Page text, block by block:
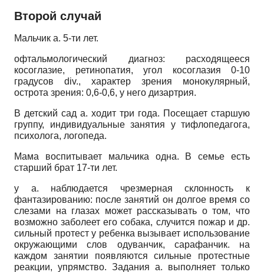
Второй случай
Мальчик а. 5-ти лет.
офтальмологический диагноз: расходящееся
косоглазие, ретинопатия, угол косоглазия 0-10
градусов div., характер зрения монокулярный,
острота зрения: 0,6-0,6, у него дизартрия.
В детский сад а. ходит три года. Посещает старшую
группу, индивидуальные занятия у тифлопедагога,
психолога, логопеда.
Мама воспитывает мальчика одна. В семье есть
старший брат 17-ти лет.
у а. наблюдается чрезмерная склонность к
фантазированию: после занятий он долгое время со
слезами на глазах может рассказывать о том, что
возможно заболеет его собака, случится пожар и др.
сильный протест у ребенка вызывает использование
окружающими слов одуванчик, сарафанчик. на
каждом занятии появляются сильные протестные
реакции, упрямство. Задания а. выполняет только